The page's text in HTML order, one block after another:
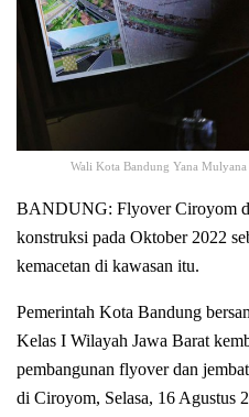
Wali Kota Bandung Yana
BANDUNG: Flyover Ciroyom
konstruksi pada Oktober 2022
kemacetan di kawasan itu.
Pemerintah Kota Bandung
Kelas I Wilayah Jawa Barat
pembangunan flyover dan
di Ciroyom, Selasa, 16 Agustus